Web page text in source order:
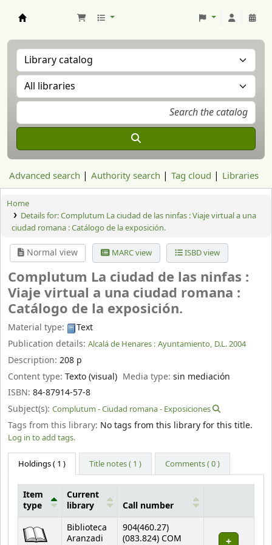
Advanced search Authority search Tag cloud Libraries
Home
Details for:Complutum La ciudad de las ninfas :Viaje virtual a una
ciudad romana : Catálogo de la exposición.
Normal view MARC view ISBD view
Complutum La ciudad de las ninfas :
Viaje virtual a una ciudad romana :
Catálogo de la exposición.
Material type:
Text
Publication details: Alcalá de Henares : Ayuntamiento, D.L. 2004
Description: 208 p
Content type: Texto (visual) Media type:sin mediación
ISBN: 84-87914-57-8
Subject(s): Complutum - Ciudad romana - Exposiciones
Tags from this library: No tags from this library for this title.
Log in to add tags.
Holdings( 1 ) Title notes ( 1 ) Comments ( 0 )
Item
type
Current
library
Call number
Biblioteca
Aranzadi
904(460.27)
(083.824) COM